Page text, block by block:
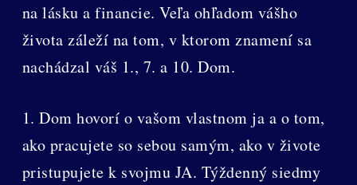
na lásku a financie. Veľa ohľadom vášho
života záleží na tom, v ktorom znamení sa
nachádzal váš 1., 7. a 10. Dom.
1. Dom hovorí o vašom vlastnom ja a o tom,
ako pracujete so sebou samým, ako v živote
pristupujete k svojmu JA. Týždenný siedmy